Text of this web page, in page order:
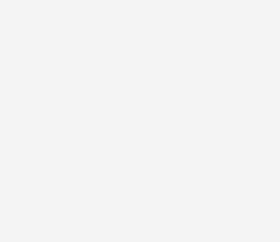
millones de euros, que es el 8,6% (es
global). El porcentaje es el que
que marcan los estatutos (Macba,
tiene más mérito que un incremento
en que se encuentran los
muy importante, es la que menos